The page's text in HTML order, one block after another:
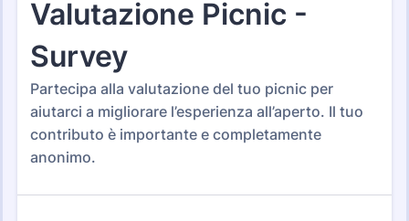
Moduli per Feedback Moduli di Feedback sugli Eventi
Moduli di Feedback sugli
Eventi
23 Template